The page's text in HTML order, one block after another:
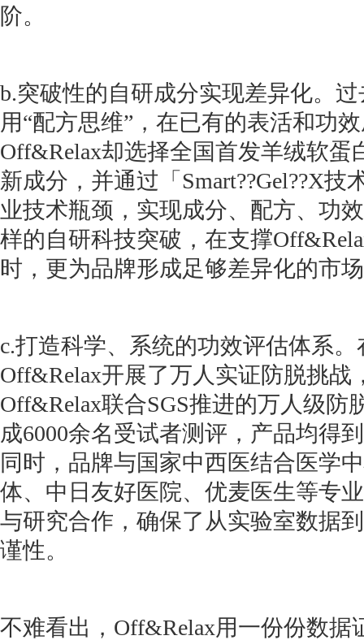
阶。
b.突破性的自研成分实现差异化。
用“配方思维”，在已有的表活和功
Off&Relax却选择全国首发羊绒软蛋
新成分，并通过「Smart??Gel??X技
业技术瓶颈，实现成分、配方、功
样的自研科技突破，在支撑
时，更为品牌形成足够差异化的市
c.打造科学、系统的功效评估体系
Off&Relax开展了万人实证防脱挑战
Off&Relax联合SGS推进的万人级防
成6000余名受试者测评，产品均得
同时，品牌与国家中西医结合医学
体、中日友好医院、优麦医生等专
与研究合作，确保了从实验室数据
谨性。
不难看出，Off&Relax用一份份数据